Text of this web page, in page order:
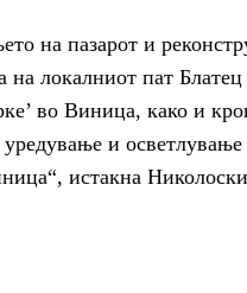
на пазарот и
на локалниот пат
во Виница, како и
и
истакна